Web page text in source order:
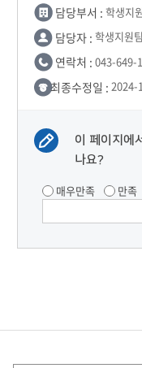
역사전문가 설정현 : 학교
맞닥뜨리게 됩니다. 그 고
함께 떠나보시죠. 이쪽에
학생지원팀 사회봉사 지
보시면 현장실습 지원센
여러분들 학교생활 하다
이곳은요 장애 학생지원
이곳에 오셔서 다양한 혜
대학 생활을 하다 보면요
많습니다. 그럴떄 방문하
들어가 보도록 하겠습니다.
학교생활 하다 보면 제일
담당부서 : 학생지
담당자 : 학생지원팀
연락처 : 043-649-
최종수정일 : 2024-
이 페이지에
나요?
매우만족 만족